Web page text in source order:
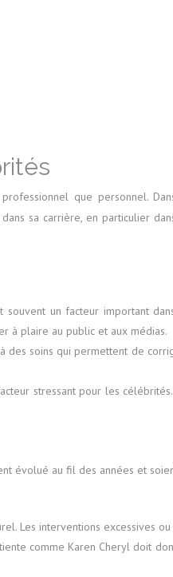
que personnel.
sa carrière, en particulier
un facteur important
à plaire au public et aux médias.
soins qui permettent de
stressant pour les
évolué au fil des années et
Les interventions excessives
comme Karen Cheryl doit